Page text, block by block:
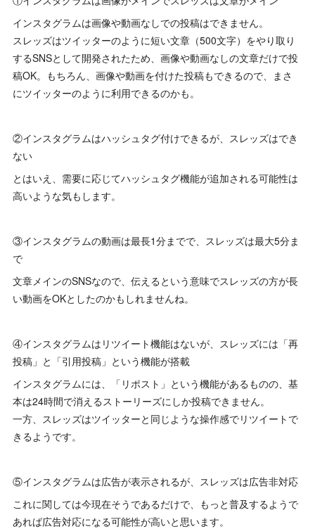
インスタグラムは画像や動画なしでの投稿はできません。
スレッズはツイッターのように短い文章（500文字）をやり取り
するSNSとして開発されたため、画像や動画なしの文章だけで投
稿OK。もちろん、画像や動画を付けた投稿もできるので、まさ
にツイッターのように利用できるのかも。
②インスタグラムはハッシュタグ付けできるが、スレッズはでき
ない
とはいえ、需要に応じてハッシュタグ機能が追加される可能性は
高いような気もします。
③インスタグラムの動画は最長1分までで、スレッズは最大5分ま
で
文章メインのSNSなので、伝えるという意味でスレッズの方が長
い動画をOKとしたのかもしれませんね。
④インスタグラムはリツイート機能はないが、スレッズには「再
投稿」と「引用投稿」という機能が搭載
インスタグラムには、「リポスト」という機能があるものの、基
本は24時間で消えるストーリーズにしか投稿できません。
一方、スレッズはツイッターと同じような操作感でリツイートで
きるようです。
⑤インスタグラムは広告が表示されるが、スレッズは広告非対応
これに関しては今現在そうであるだけで、もっと普及するようで
あれば広告対応になる可能性が高いと思います。